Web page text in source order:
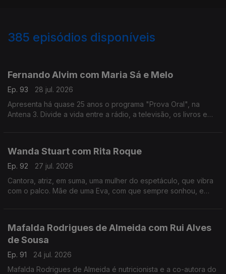
385 episódios disponíveis
Fernando Alvim com Maria Sá e Melo
Ep. 93
28 jul. 2026
Apresenta há quase 25 anos o programa "Prova Oral", na
Antena 3. Divide a vida entre a rádio, a televisão, os livros e
Wanda Stuart com Rita Roque
Ep. 92
27 jul. 2026
Cantora, atriz, em suma, uma mulher do espetáculo, que vibra
com o palco. Mãe de uma Eva, com que sempre sonhou, e
Mafalda Rodrigues de Almeida com Rui Alves
de Sousa
Ep. 91
24 jul. 2026
Mafalda Rodrigues de Almeida é nutricionista e a co-autora do